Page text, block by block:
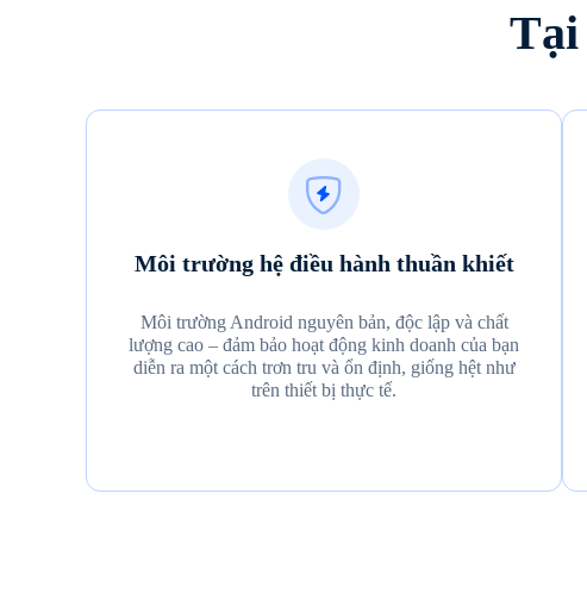
Tại
Môi trường hệ điều hành thuần khiết
Môi trường Android nguyên bản, độc lập và chất
lượng cao – đảm bảo hoạt động kinh doanh của bạn
diễn ra một cách trơn tru và ổn định, giống hệt như
trên thiết bị thực tế.